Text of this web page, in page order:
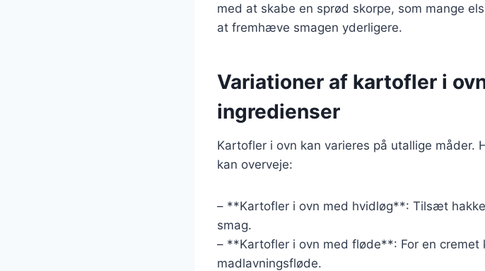
med at skabe en sprød skorpe, som mange
at fremhæve smagen yderligere.
Variationer af kartofler i
ingredienser
Kartofler i ovn kan varieres på utallige måder.
kan overveje:
– **Kartofler i ovn med hvidløg**: Tilsæt
smag.
– **Kartofler i ovn med fløde**: For en
madlavningsfløde.